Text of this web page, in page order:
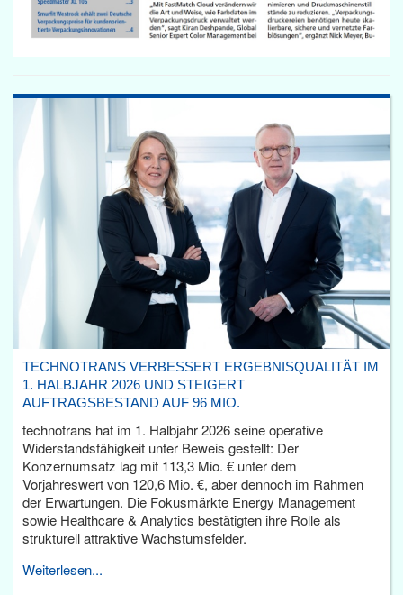
TECHNOTRANS VERBESSERT ERGEBNISQUALITÄT IM
1. HALBJAHR 2026 UND STEIGERT
AUFTRAGSBESTAND AUF 96 MIO.
technotrans hat im 1. Halbjahr 2026 seine operative
Widerstandsfähigkeit unter Beweis gestellt: Der
Konzernumsatz lag mit 113,3 Mio. € unter dem
Vorjahreswert von 120,6 Mio. €, aber dennoch im Rahmen
der Erwartungen. Die Fokusmärkte Energy Management
sowie Healthcare & Analytics bestätigten ihre Rolle als
strukturell attraktive Wachstumsfelder.
Weiterlesen...